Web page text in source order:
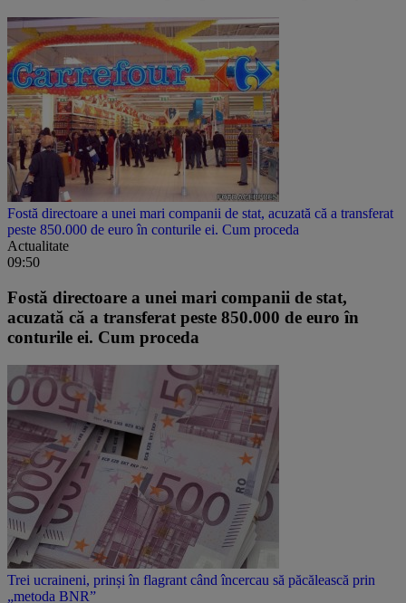
Fostă directoare a unei mari companii de stat, acuzată că a transferat
peste 850.000 de euro în conturile ei. Cum proceda
Actualitate
09:50
Fostă directoare a unei mari companii de stat,
acuzată că a transferat peste 850.000 de euro în
conturile ei. Cum proceda
Trei ucraineni, prinși în flagrant când încercau să păcălească prin
„metoda BNR”